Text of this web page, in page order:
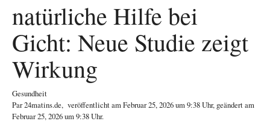
natürliche Hilfe bei
Gicht: Neue Studie zeigt
Wirkung
Gesundheit
Par24matins.de, veröffentlicht amFebruar 25, 2026um 9:38 Uhr, geändert am
Februar 25, 2026 um 9:38 Uhr.